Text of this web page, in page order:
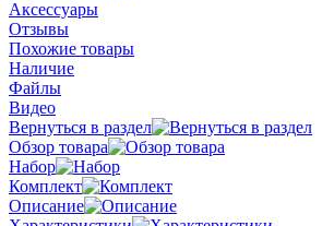
Аксессуары
Отзывы
Похожие товары
Наличие
Файлы
Видео
Вернуться в раздел
Обзор товара
Набор
Комплект
Описание